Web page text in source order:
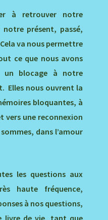
à retrouver notre
présent, passé,
va nous permettre
ce que nous avons
un blocage à notre
Elles nous ouvrent la
bloquantes, à
vers une reconnexion
dans l’amour
les questions aux
haute fréquence,
à nos questions,
livre de vie, tant que